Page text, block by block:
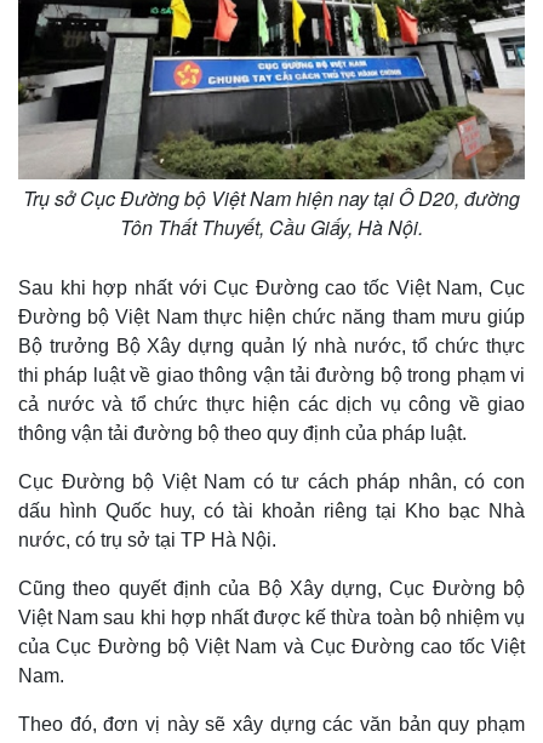
Thế giới
Quan sát
Cuộc sống đó đây
Multimedia
Video
Ảnh
Infographic
Trụ sở Cục Đường bộ Việt Nam hiện nay tại Ô D20, đường
Tôn Thất Thuyết, Cầu Giấy, Hà Nội.
Sau khi hợp nhất với Cục Đường cao tốc Việt Nam, Cục
Đường bộ Việt Nam thực hiện chức năng tham mưu giúp
Bộ trưởng Bộ Xây dựng quản lý nhà nước, tổ chức thực
thi pháp luật về giao thông vận tải đường bộ trong phạm vi
cả nước và tổ chức thực hiện các dịch vụ công về giao
thông vận tải đường bộ theo quy định của pháp luật.
Cục Đường bộ Việt Nam có tư cách pháp nhân, có con
dấu hình Quốc huy, có tài khoản riêng tại Kho bạc Nhà
nước, có trụ sở tại TP Hà Nội.
Cũng theo quyết định của Bộ Xây dựng, Cục Đường bộ
Việt Nam sau khi hợp nhất được kế thừa toàn bộ nhiệm vụ
của Cục Đường bộ Việt Nam và Cục Đường cao tốc Việt
Nam.
Theo đó, đơn vị này sẽ xây dựng các văn bản quy phạm